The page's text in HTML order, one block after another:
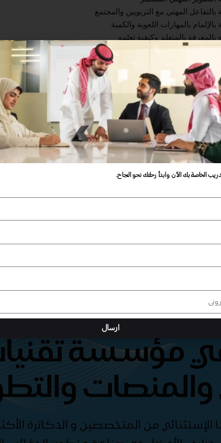
المهني مع التربويين والمجتمع
بالمهارات اللغوية والكمية
بالمتعلم وكيفية تعلمه
المعرفة بمحتوى التخصص وطرق تدريسه
بالمعرفة بطرق التدريس العامة
التخطيط للتدريس وتنفيذه
بيئات تعلم تفاعلية وداعمة للمتعلم
مؤسسة
من المتخصصين و الدكاترة
الخاصة بك الآن وابدأ رحلتك نحو النجاح.
ارسال